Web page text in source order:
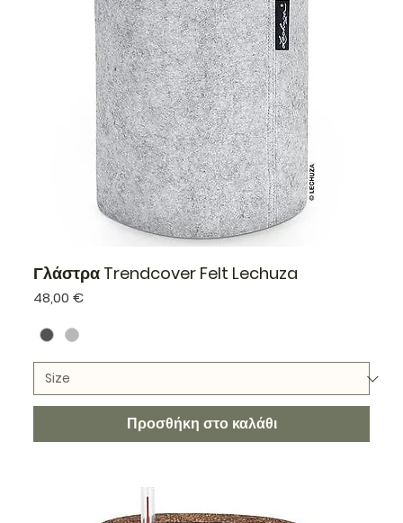
Γλάστρα Trendcover Felt Lechuza
Τιμή
48,00 €
Προσθήκη στο καλάθι